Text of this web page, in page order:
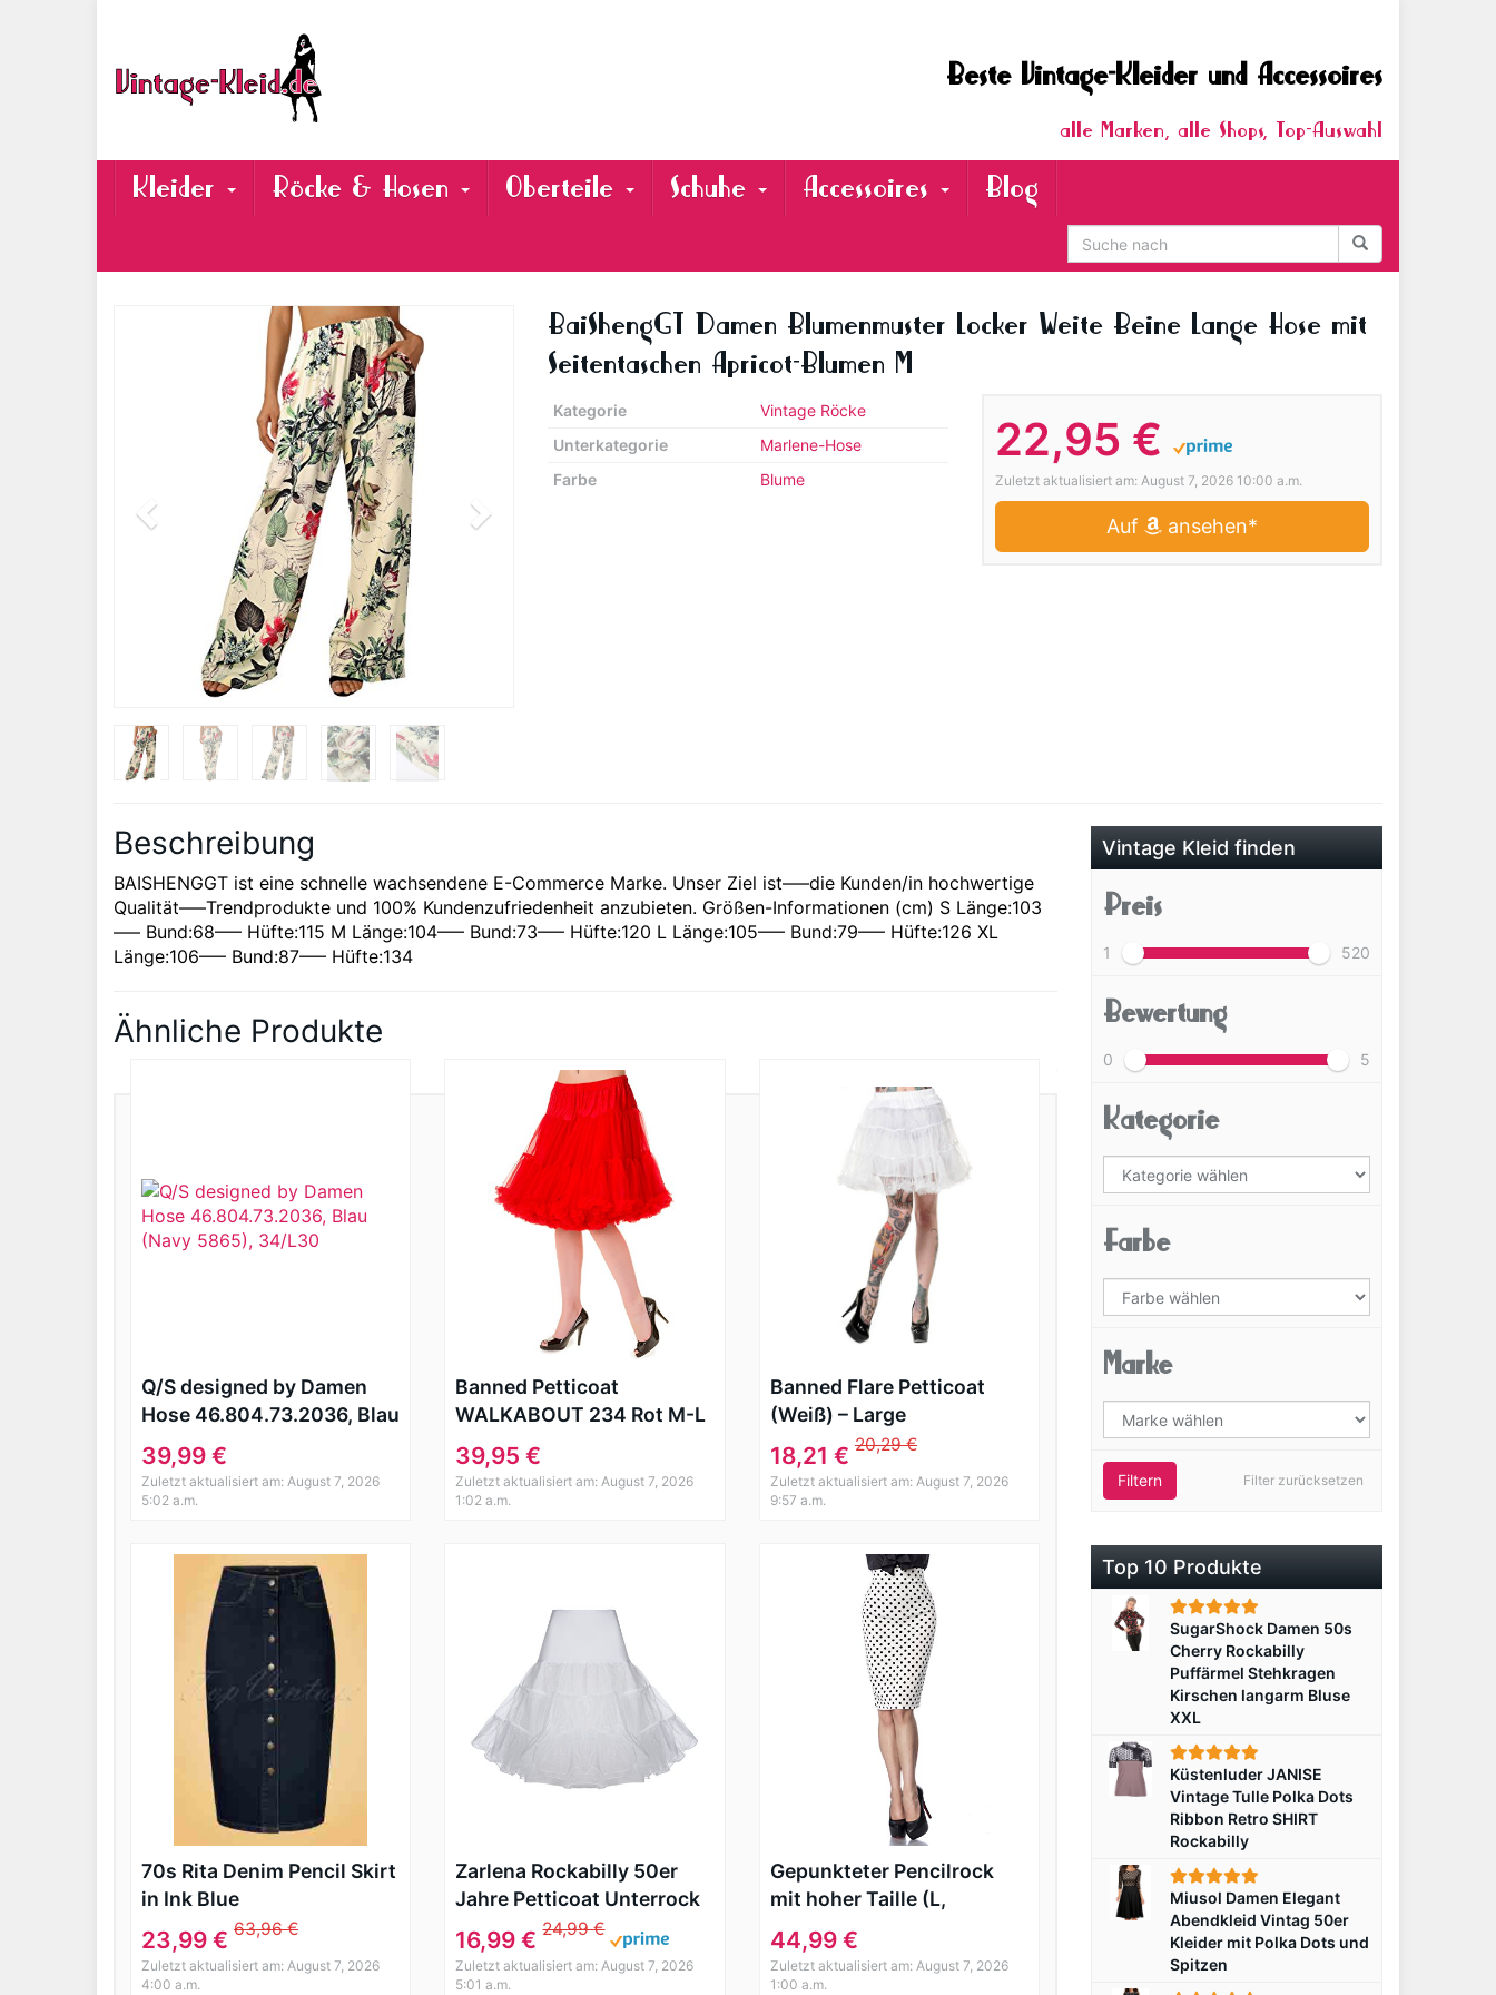
Beste Vintage-Kleider und Accessoires
alle Marken, alle Shops, Top-Auswahl
Kleider Röcke & Hosen Oberteile Schuhe Accessoires Blog
BaiShengGT Damen Blumenmuster Locker Weite Beine Lange Hose mit
Seitentaschen Apricot-Blumen M
22,95 €
Zuletzt aktualisiert am: August 7, 2026 10:00 a.m.
Auf ansehen*
Kategorie
Vintage Röcke
Unterkategorie
Marlene-Hose
Farbe
Blume
Beschreibung
BAISHENGGT ist eine schnelle wachsendene E-Commerce Marke. Unser Ziel ist—–die Kunden/in hochwertige
Qualität—–Trendprodukte und 100% Kundenzufriedenheit anzubieten. Größen-Informationen (cm) S Länge:103
—– Bund:68—– Hüfte:115 M Länge:104—– Bund:73—– Hüfte:120 L Länge:105—– Bund:79—– Hüfte:126 XL
Länge:106—– Bund:87—– Hüfte:134
Ähnliche Produkte
Q/S designed by Damen
Hose 46.804.73.2036, Blau
(Navy 5865), 34/L30
39,99 €
Zuletzt aktualisiert am: August 7, 2026
5:02 a.m.
Banned Petticoat
WALKABOUT 234 Rot M-L
39,95 €
Zuletzt aktualisiert am: August 7, 2026
1:02 a.m.
Banned Flare Petticoat
(Weiß) – Large
18,21 € 20,29 €
Zuletzt aktualisiert am: August 7, 2026
9:57 a.m.
70s Rita Denim Pencil Skirt
in Ink Blue
23,99 € 63,96 €
Zuletzt aktualisiert am: August 7, 2026
4:00 a.m.
Zarlena Rockabilly 50er
Jahre Petticoat Unterrock
Rock TüTü Tüllrock S/M
Weiss 1291
16,99 €24,99 €
Zuletzt aktualisiert am: August 7, 2026
5:01 a.m.
Gepunkteter Pencilrock
mit hoher Taille (L,
Weiß/Schwarz)
44,99 €
Zuletzt aktualisiert am: August 7, 2026
1:00 a.m.
Vintage Kleid finden
Preis
1 520
Bewertung
0 5
Kategorie
Farbe
Marke
Filter zurücksetzen
Filtern
Top 10 Produkte
SugarShock Damen 50s
Cherry Rockabilly
Puffärmel Stehkragen
Kirschen langarm Bluse
XXL
Küstenluder JANISE
Vintage Tulle Polka Dots
Ribbon Retro SHIRT
Rockabilly
Miusol Damen Elegant
Abendkleid Vintag 50er
Kleider mit Polka Dots und
Spitzen